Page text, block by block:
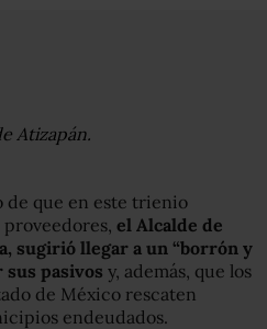
Atizapán.
de que en este trienio
el Alcalde de
sugirió llegar a un “borrón y
sus pasivos y, además, que los
de México rescaten
endeudados.